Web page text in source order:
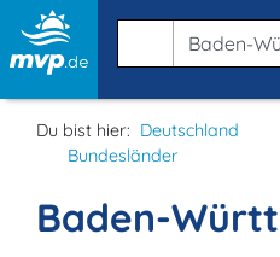
Du bist hier: Deutschland
Bundesländer
Baden-